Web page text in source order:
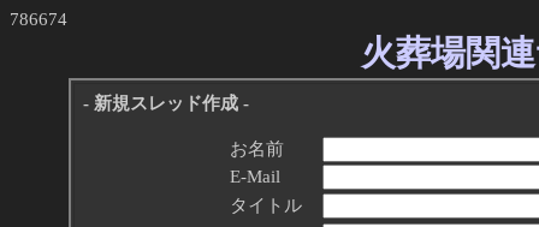
786674
火葬場関
- 新規スレッド作成 -
お名前
E-Mail
タイトル